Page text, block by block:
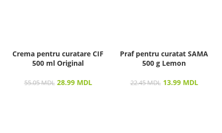
Crema pentru curatare CIF
500 ml Original
55.05MDL 28.99 MDL
Praf pentru curatat SAMA
500 g Lemon
22.45MDL 13.99 MDL